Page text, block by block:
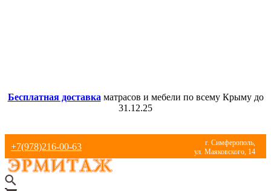
Бесплатная доставка матрасов и мебели по всему Крыму до
31.12.25
+7(978)216-00-63
г. Симферополь,
ул. Маяковского, 14